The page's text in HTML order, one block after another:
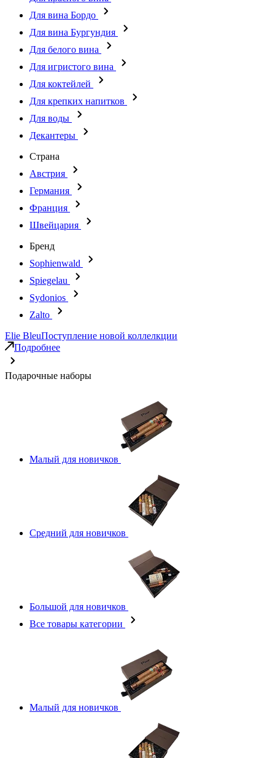
Для вина Бордо
Для вина Бургундия
Для белого вина
Для игристого вина
Для коктейлей
Для крепких напитков
Для воды
Декантеры
Страна
Австрия
Германия
Франция
Швейцария
Бренд
Sophienwald
Spiegelau
Sydonios
Zalto
Elie BleuПоступление новой коллелкции
Подробнее
Подарочные наборы
Малый для новичков
Средний для новичков
Большой для новичков
Все товары категории
Малый для новичков